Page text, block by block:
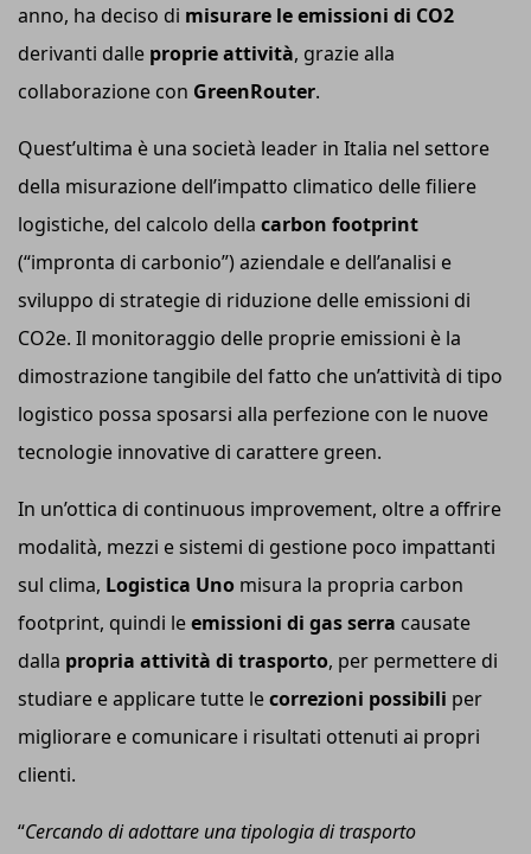
anno, ha deciso di misurare le emissioni di CO2
derivanti dalle proprieattività, grazie alla
collaborazione con GreenRouter.
Quest’ultima è una società leader in Italia nel settore
della misurazione dell’impatto climatico delle filiere
logistiche, del calcolo della carbon footprint
(“impronta di carbonio”) aziendale e dell’analisi e
sviluppo di strategie di riduzione delle emissioni di
CO2e. Il monitoraggio delle proprie emissioni è la
dimostrazione tangibile del fatto che un’attività di tipo
logistico possa sposarsi alla perfezione con le nuove
tecnologie innovative di carattere green.
In un’ottica di continuous improvement, oltre a offrire
modalità, mezzi e sistemi di gestione poco impattanti
sul clima, Logistica Uno misura la propria carbon
footprint, quindi leemissioni di gas serra causate
dalla propria attività di trasporto, per permettere di
studiare e applicare tutte lecorrezioni possibili per
migliorare e comunicare i risultati ottenuti ai propri
clienti.
“Cercando di adottare una tipologia di trasporto